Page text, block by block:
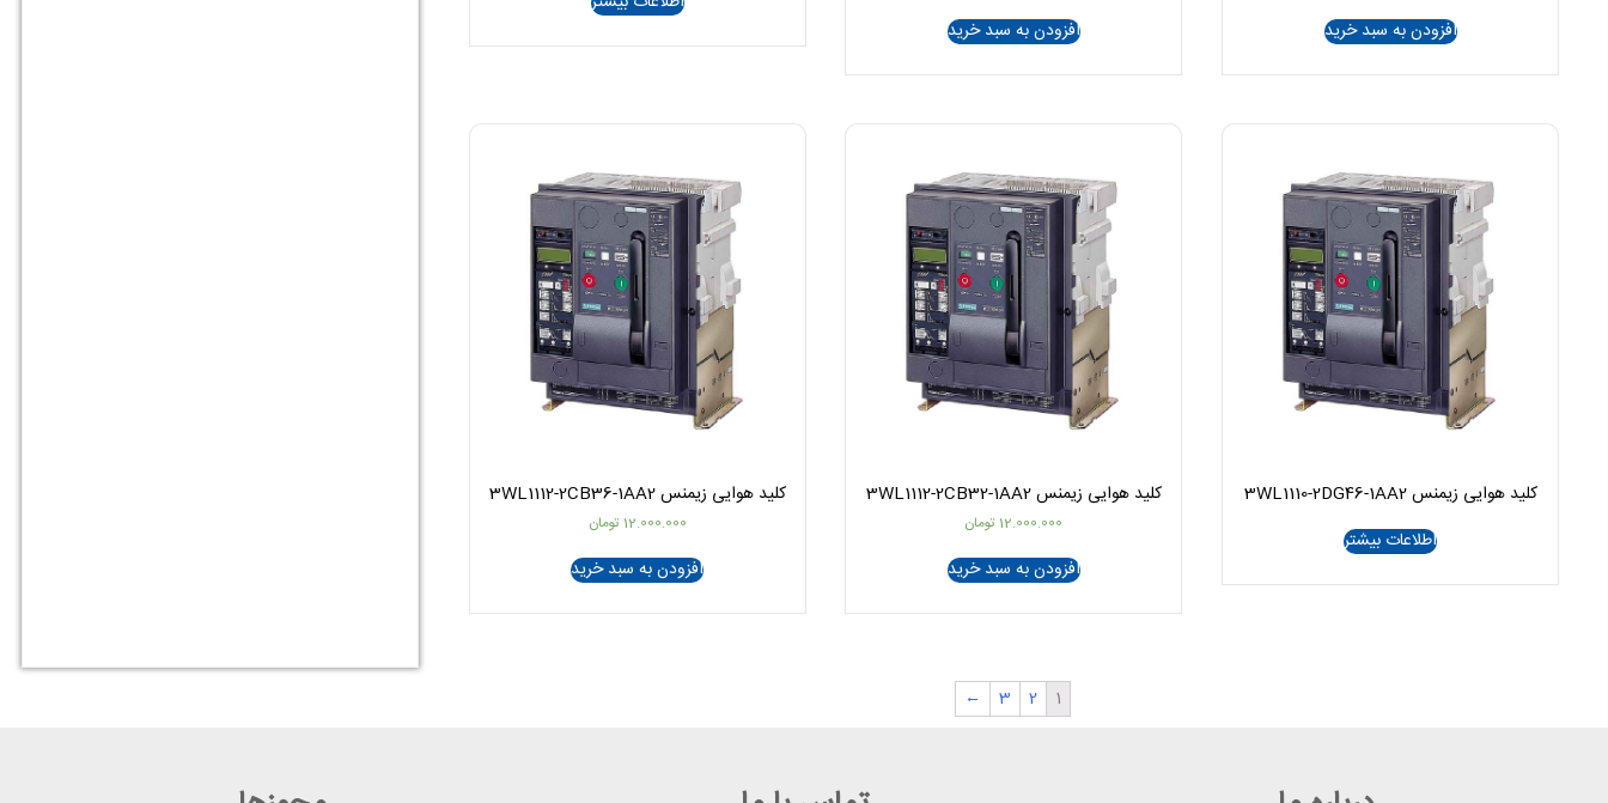
افزودن به سبد خرید افزودن به سبد خرید
کلید هوایی زیمنس 3WL1110-2DG46-1AA2
اطلاعات بیشتر
کلید هوایی زیمنس 3WL1112-2CB32-1AA2
12.000.000 تومان
افزودن به سبد خرید
کلید هوایی زیمنس 3WL1112-2CB36-1AA2
12.000.000 تومان
افزودن به سبد خرید
1
2
3
←